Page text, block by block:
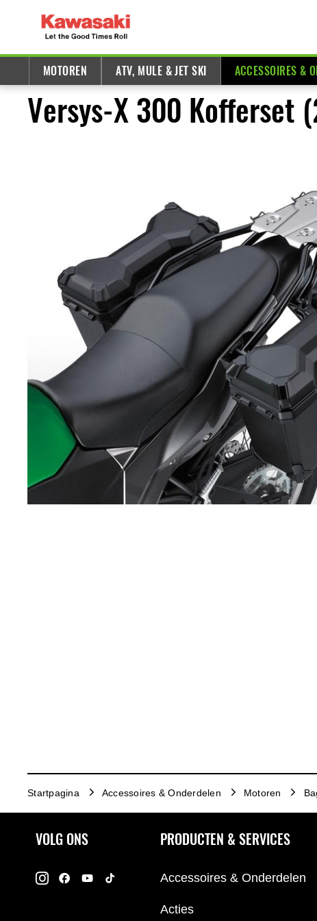
MOTOREN ATV, MULE & JET SKI ACCESSOIRES &
Versys-X 300 Kofferset
Startpagina Accessoires & Onderdelen Motoren
VOLG ONS PRODUCTEN & SERVICES
Accessoires & Onderdelen
Acties